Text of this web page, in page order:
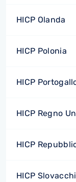
HICP Olanda
HICP Polonia
HICP
HICP Regno
HICP
HICP